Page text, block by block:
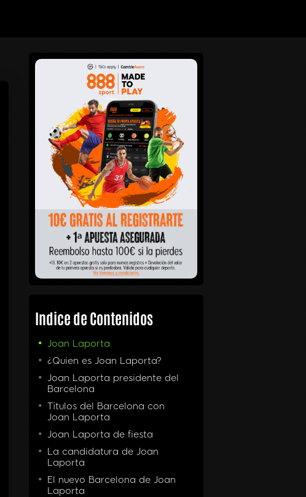
Indice de Contenidos
Joan Laporta
¿Quien es Joan Laporta?
Joan Laporta presidente del
Barcelona
Títulos del Barcelona con
Joan Laporta
Joan Laporta de fiesta
La candidatura de Joan
Laporta
El nuevo Barcelona de Joan
Laporta